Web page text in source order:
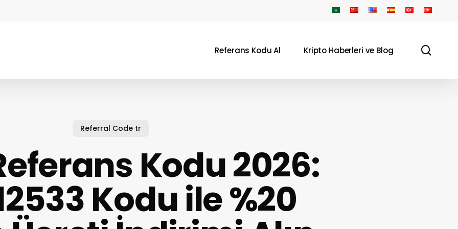
Referans Kodu Al Kripto Haberleri ve Blog
Referral Code tr
Kodu 2026:
Kodu ile %20